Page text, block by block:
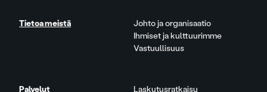
Tietoa meistä
Johto ja organisaatio
Ihmiset ja kulttuurimme
Vastuullisuus
Palvelut
Laskutusratkaisu